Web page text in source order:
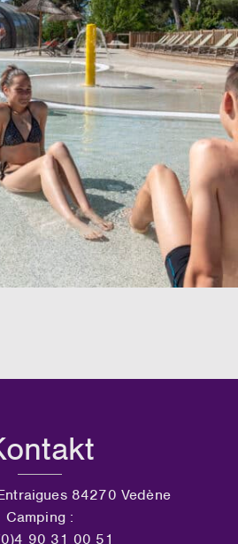
84270 Vedène
Camping :
90 31 00 51